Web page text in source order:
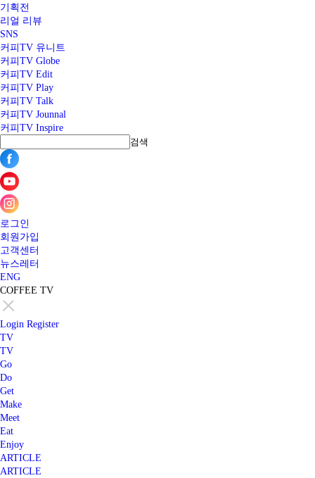
기획전
리얼 리뷰
SNS
커피TV 유니트
커피TV Globe
커피TV Edit
커피TV Play
커피TV Talk
커피TV Jounnal
커피TV Inspire
검색
로그인
회원가입
고객센터
뉴스레터
ENG
COFFEE TV
Login Register
TV
TV
Go
Do
Get
Make
Meet
Eat
Enjoy
ARTICLE
ARTICLE